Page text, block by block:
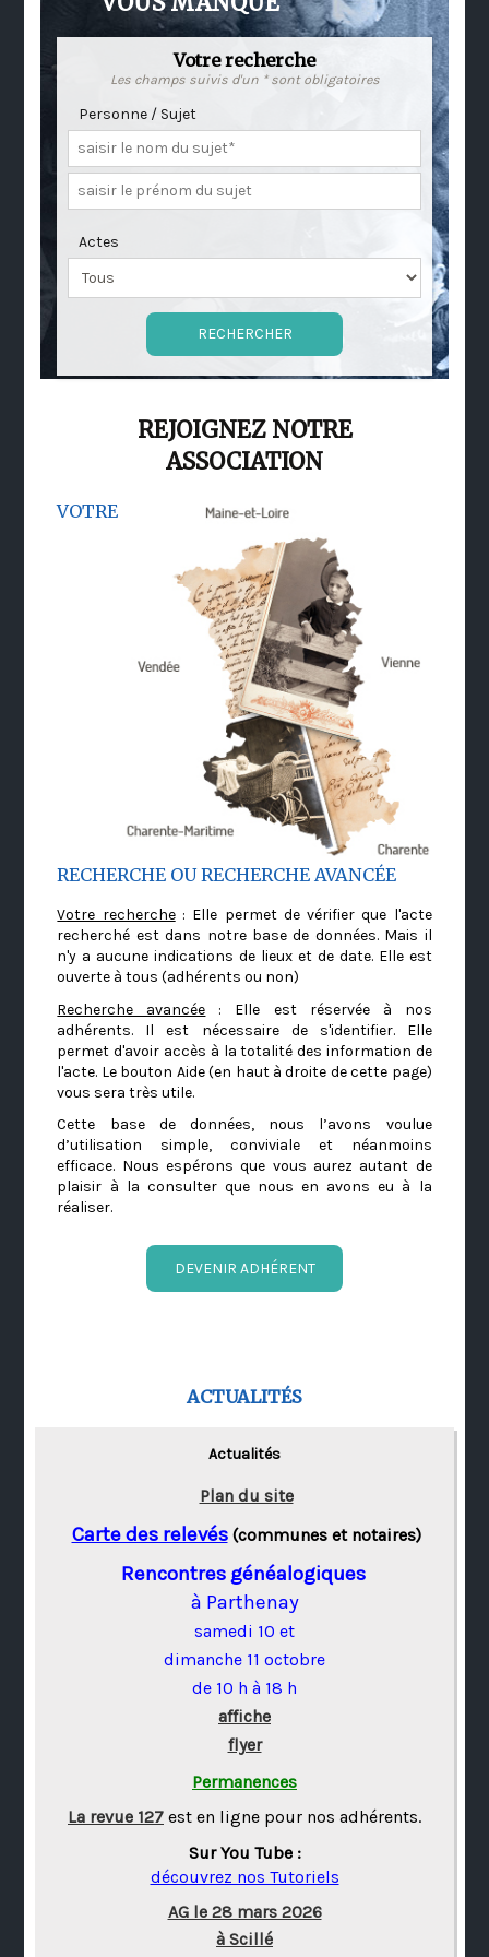
Votre recherche
Les champs suivis d'un * sont obligatoires
Personne / Sujet
Actes
REJOIGNEZ NOTRE
ASSOCIATION
VOTRE
RECHERCHE OU RECHERCHE AVANCÉE
Votre recherche: Elle permet de vérifier que l'acte
recherché est dans notre base de données. Mais il
n'y a aucune indications de lieux et de date. Elle est
ouverte à tous (adhérents ou non)
Recherche avancée : Elle est réservée à nos
adhérents. Il est nécessaire de s'identifier. Elle
permet d'avoir accès à la totalité des information de
l'acte. Le bouton Aide (en haut à droite de cette page)
vous sera très utile.
Cette base de données, nous l’avons voulue
d’utilisation simple, conviviale et néanmoins
efficace. Nous espérons que vous aurez autant de
plaisir à la consulter que nous en avons eu à la
réaliser.
DEVENIR ADHÉRENT
ACTUALITÉS
Actualités
Plan du site
Carte des relevés(communes et notaires)
Rencontres généalogiques
à Parthenay
samedi 10 et
dimanche 11 octobre
de 10 h à 18 h
affiche
flyer
Permanences
La revue 127 est en ligne pour nos adhérents.
Sur You Tube :
découvrez nos Tutoriels
AG le 28 mars 2026
à Scillé